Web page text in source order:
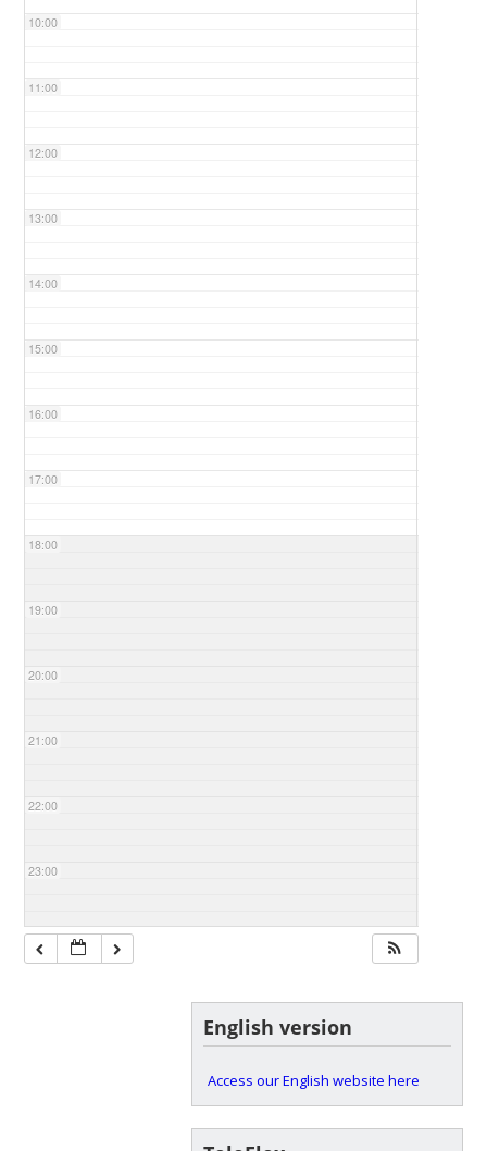
10:00
11:00
12:00
13:00
14:00
15:00
16:00
17:00
18:00
19:00
20:00
21:00
22:00
23:00
English version
Access our English website here